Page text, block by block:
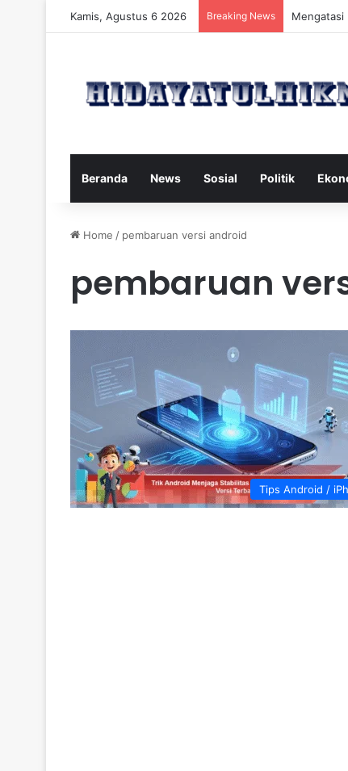
Kamis, Agustus 6 2026 Breaking News Mengatasi
Beranda News Sosial Politik
Home / pembaruan versi android
pembaruan
Tips Android /